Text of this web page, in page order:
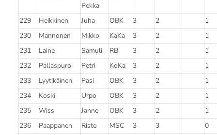
Pekka
229 Heikkinen Juha OBK 3 2
1
230
Mannonen Mikko KaKa 3 2
1
231
Laine Samuli RB 3 2
1
232
Pallaspuro Petri KoKa 3 2
1
233
Lyytikäinen Pasi OBK 3 2
1
234
Koski Urpo OBK 3 2
1
235
Wiss Janne OBK 3 2
1
236
Paappanen Risto MSC 3 3
0